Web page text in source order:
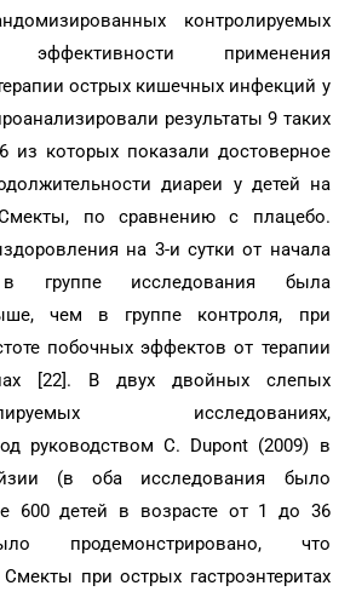
контролируемых
эффективности применения
острых кишечных инфекций у
результаты 9 таких
из которых показали достоверное
диареи у детей на
по сравнению с плацебо.
на 3-и сутки от начала
в группе исследования была
чем в группе контроля, при
побочных эффектов от терапии
[22]. В двух двойных слепых
исследованиях,
руководством C. Dupont (2009) в
(в оба исследования было
600 детей в возрасте от 1 до 36
продемонстрировано, что
при острых гастроэнтеритах